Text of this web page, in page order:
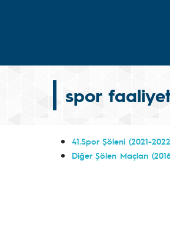
spor
41.Spor Şöleni (2021-
Diğer Şölen Maçları